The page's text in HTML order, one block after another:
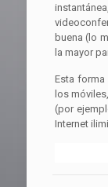
buena (lo
la mayor
Esta forma
los
(por
Internet